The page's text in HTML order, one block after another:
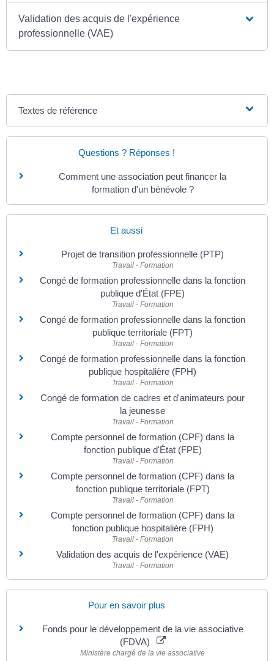
Validation des acquis de l'expérience
professionnelle (VAE)
Textes de référence
Questions ? Réponses !
Comment une association peut financer la
formation d'un bénévole ?
Et aussi
Projet de transition professionnelle (PTP)
Travail - Formation
Congé de formation professionnelle dans la fonction
publique d'État (FPE)
Travail - Formation
Congé de formation professionnelle dans la fonction
publique territoriale (FPT)
Travail - Formation
Congé de formation professionnelle dans la fonction
publique hospitalière (FPH)
Travail - Formation
Congé de formation de cadres et d'animateurs pour
la jeunesse
Travail - Formation
Compte personnel de formation (CPF) dans la
fonction publique d'État (FPE)
Travail - Formation
Compte personnel de formation (CPF) dans la
fonction publique territoriale (FPT)
Travail - Formation
Compte personnel de formation (CPF) dans la
fonction publique hospitalière (FPH)
Travail - Formation
Validation des acquis de l'expérience (VAE)
Travail - Formation
Pour en savoir plus
Fonds pour le développement de la vie associative
(FDVA)
Ministère chargé de la vie associative